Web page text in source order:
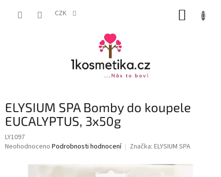
CZK
ELYSIUM SPA Bomby do koupele
EUCALYPTUS, 3x50g
LY1097
Průměrné
produktu
Neohodnoceno Podrobnosti hodnocení Značka: ELYSIUM SPA